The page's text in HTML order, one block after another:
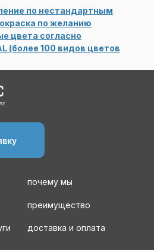
по нестандартным
по желанию
цвета согласно
(более 100 видов цветов
доставка и оплата
преимущество
почему мы